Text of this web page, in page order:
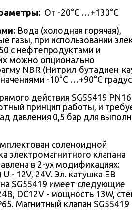
От -20°С …+130°С
Вода (холодная горячая),
газы, при использовании
с нефтепродуктами и
можно опционально
NBR (Нитрил-бутадиен-
-10°С …+90°С
действия SG55419
принцип работы, и
давления 0,5 бар для
соленоидной
электромагнитного клапана
в 2-ух модификациях:
- 12V, 24V. Эл. катушка EB
SG55419 имеет следующие
DC12V - мощность 13W,
Магнитный клапан SG55419